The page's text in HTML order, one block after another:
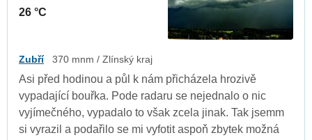
26 °C
Zubří 370 mnm / Zlínský kraj
Asi před hodinou a půl k nám přicházela hrozivě
vypadající bouřka. Pode radaru se nejednalo o nic
vyjímečného, vypadalo to však zcela jinak. Tak jsemm
si vyrazil a podařilo se mi vyfotit aspoň zbytek možná